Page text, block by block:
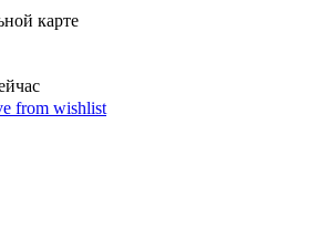
карте
from wishlist